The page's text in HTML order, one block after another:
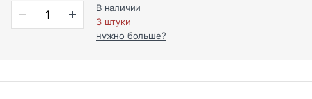
В наличии
3 штуки
нужно больше?